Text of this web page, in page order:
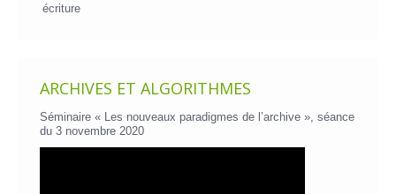
écriture
ARCHIVES ET ALGORITHMES
Séminaire « Les nouveaux paradigmes de l’archive », séance
du 3 novembre 2020